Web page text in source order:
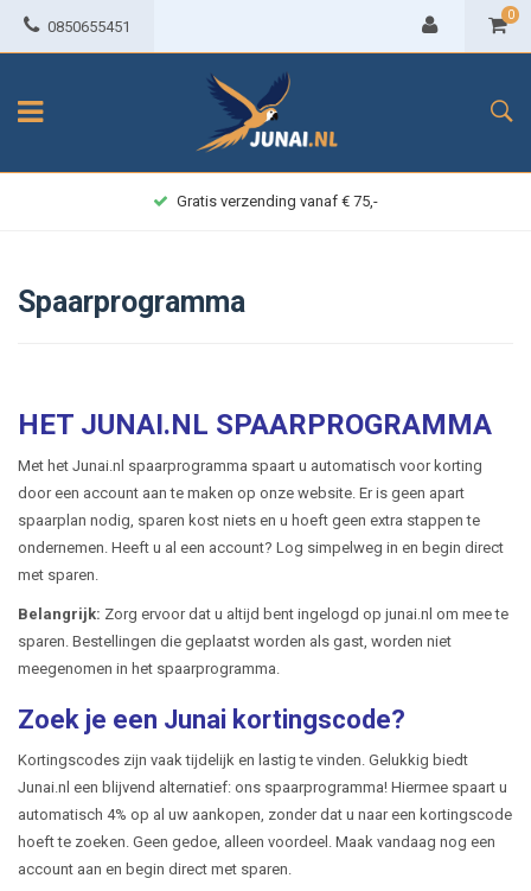
0850655451
0
Gratis verzending vanaf € 75,-
Spaarprogramma
HET JUNAI.NL SPAARPROGRAMMA
Met het Junai.nl spaarprogramma spaart u automatisch voor korting
door een account aan te maken op onze website. Er is geen apart
spaarplan nodig, sparen kost niets en u hoeft geen extra stappen te
ondernemen. Heeft u al een account? Log simpelweg in en begin direct
met sparen.
Belangrijk: Zorg ervoor dat u altijd bent ingelogd op junai.nl om mee te
sparen. Bestellingen die geplaatst worden als gast, worden niet
meegenomen in het spaarprogramma.
Zoek je een Junai kortingscode?
Kortingscodes zijn vaak tijdelijk en lastig te vinden. Gelukkig biedt
Junai.nl een blijvend alternatief: ons spaarprogramma! Hiermee spaart u
automatisch 4% op al uw aankopen, zonder dat u naar een kortingscode
hoeft te zoeken. Geen gedoe, alleen voordeel. Maak vandaag nog een
account aan en begin direct met sparen.